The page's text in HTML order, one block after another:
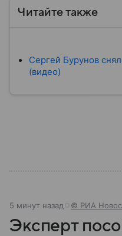
Читайте также
Сергей Бурунов
(видео)
5 минут назад © РИА
Эксперт